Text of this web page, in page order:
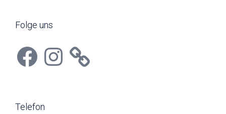
Folge uns
FacebookInstagram
Telefon